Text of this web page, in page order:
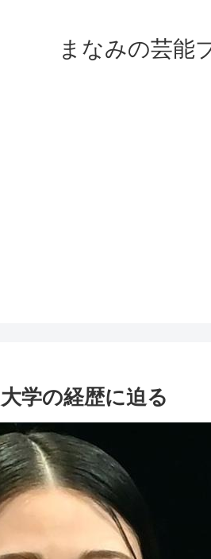
まなみの芸能
学の経歴に迫る